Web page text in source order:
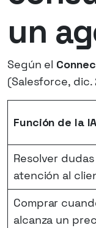
un
Según el
(Salesforce, dic.
Función de la IA
Resolver
atención al
Comprar
alcanza un